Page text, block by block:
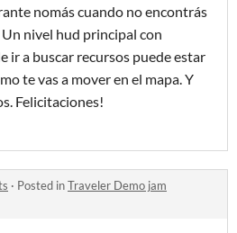
nomás cuando no encontrás
nivel hud principal con
ir a buscar recursos puede estar
te vas a mover en el mapa. Y
Felicitaciones!
· Posted inTraveler Demo jam